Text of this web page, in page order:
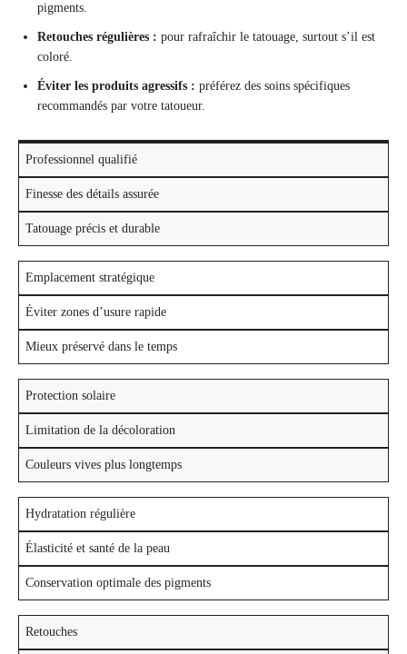
pigments.
Retouches régulières : pour rafraîchir le tatouage, surtout s’il est
coloré.
Éviter les produits agressifs : préférez des soins spécifiques
recommandés par votre tatoueur.
Professionnel qualifié
Finesse des détails assurée
Tatouage précis et durable
Emplacement stratégique
Éviter zones d’usure rapide
Mieux préservé dans le temps
Protection solaire
Limitation de la décoloration
Couleurs vives plus longtemps
Hydratation régulière
Élasticité et santé de la peau
Conservation optimale des pigments
Retouches